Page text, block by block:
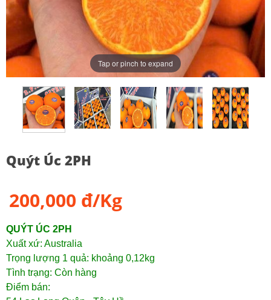
Tap or pinch to expand
Quýt Úc 2PH
200,000 đ/Kg
QUÝT ÚC 2PH
Xuất xứ: Australia
Trọng lượng 1 quả: khoảng 0,12kg
Tình trạng: Còn hàng
Điểm bán: